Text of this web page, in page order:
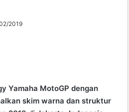
2019
Yamaha MotoGP dengan
skim warna dan struktur